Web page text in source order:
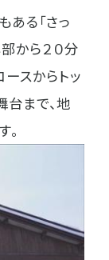
る「さっ
から２０分
スからトッ
まで、地